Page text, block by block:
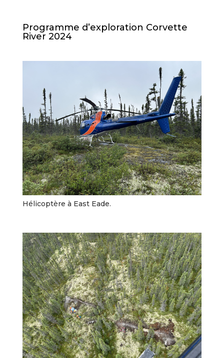
Programme d’exploration Corvette
River 2024
Hélicoptère à East Eade.